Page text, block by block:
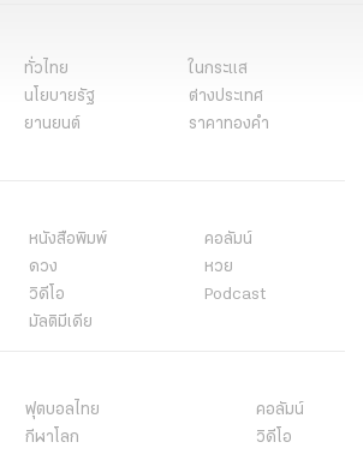
ทั่วไทย
ในกระแส
นโยบายรัฐ
ต่างประเทศ
ยานยนต์
ราคาทองคำ
หนังสือพิมพ์
คอลัมน์
ดวง
หวย
วิดีโอ
Podcast
มัลติมีเดีย
ฟุตบอลไทย
คอลัมน์
กีฬาโลก
วิดีโอ